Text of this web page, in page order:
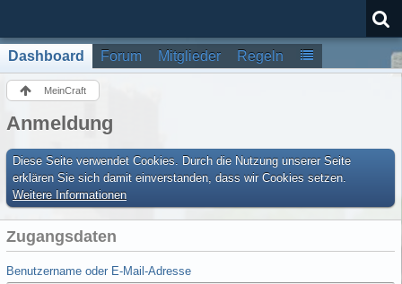
Dashboard Forum Mitglieder Regeln
MeinCraft
Anmeldung
Diese Seite verwendet Cookies. Durch die Nutzung unserer Seite
erklären Sie sich damit einverstanden, dass wir Cookies setzen.
Weitere Informationen
Zugangsdaten
Benutzername oder E-Mail-Adresse